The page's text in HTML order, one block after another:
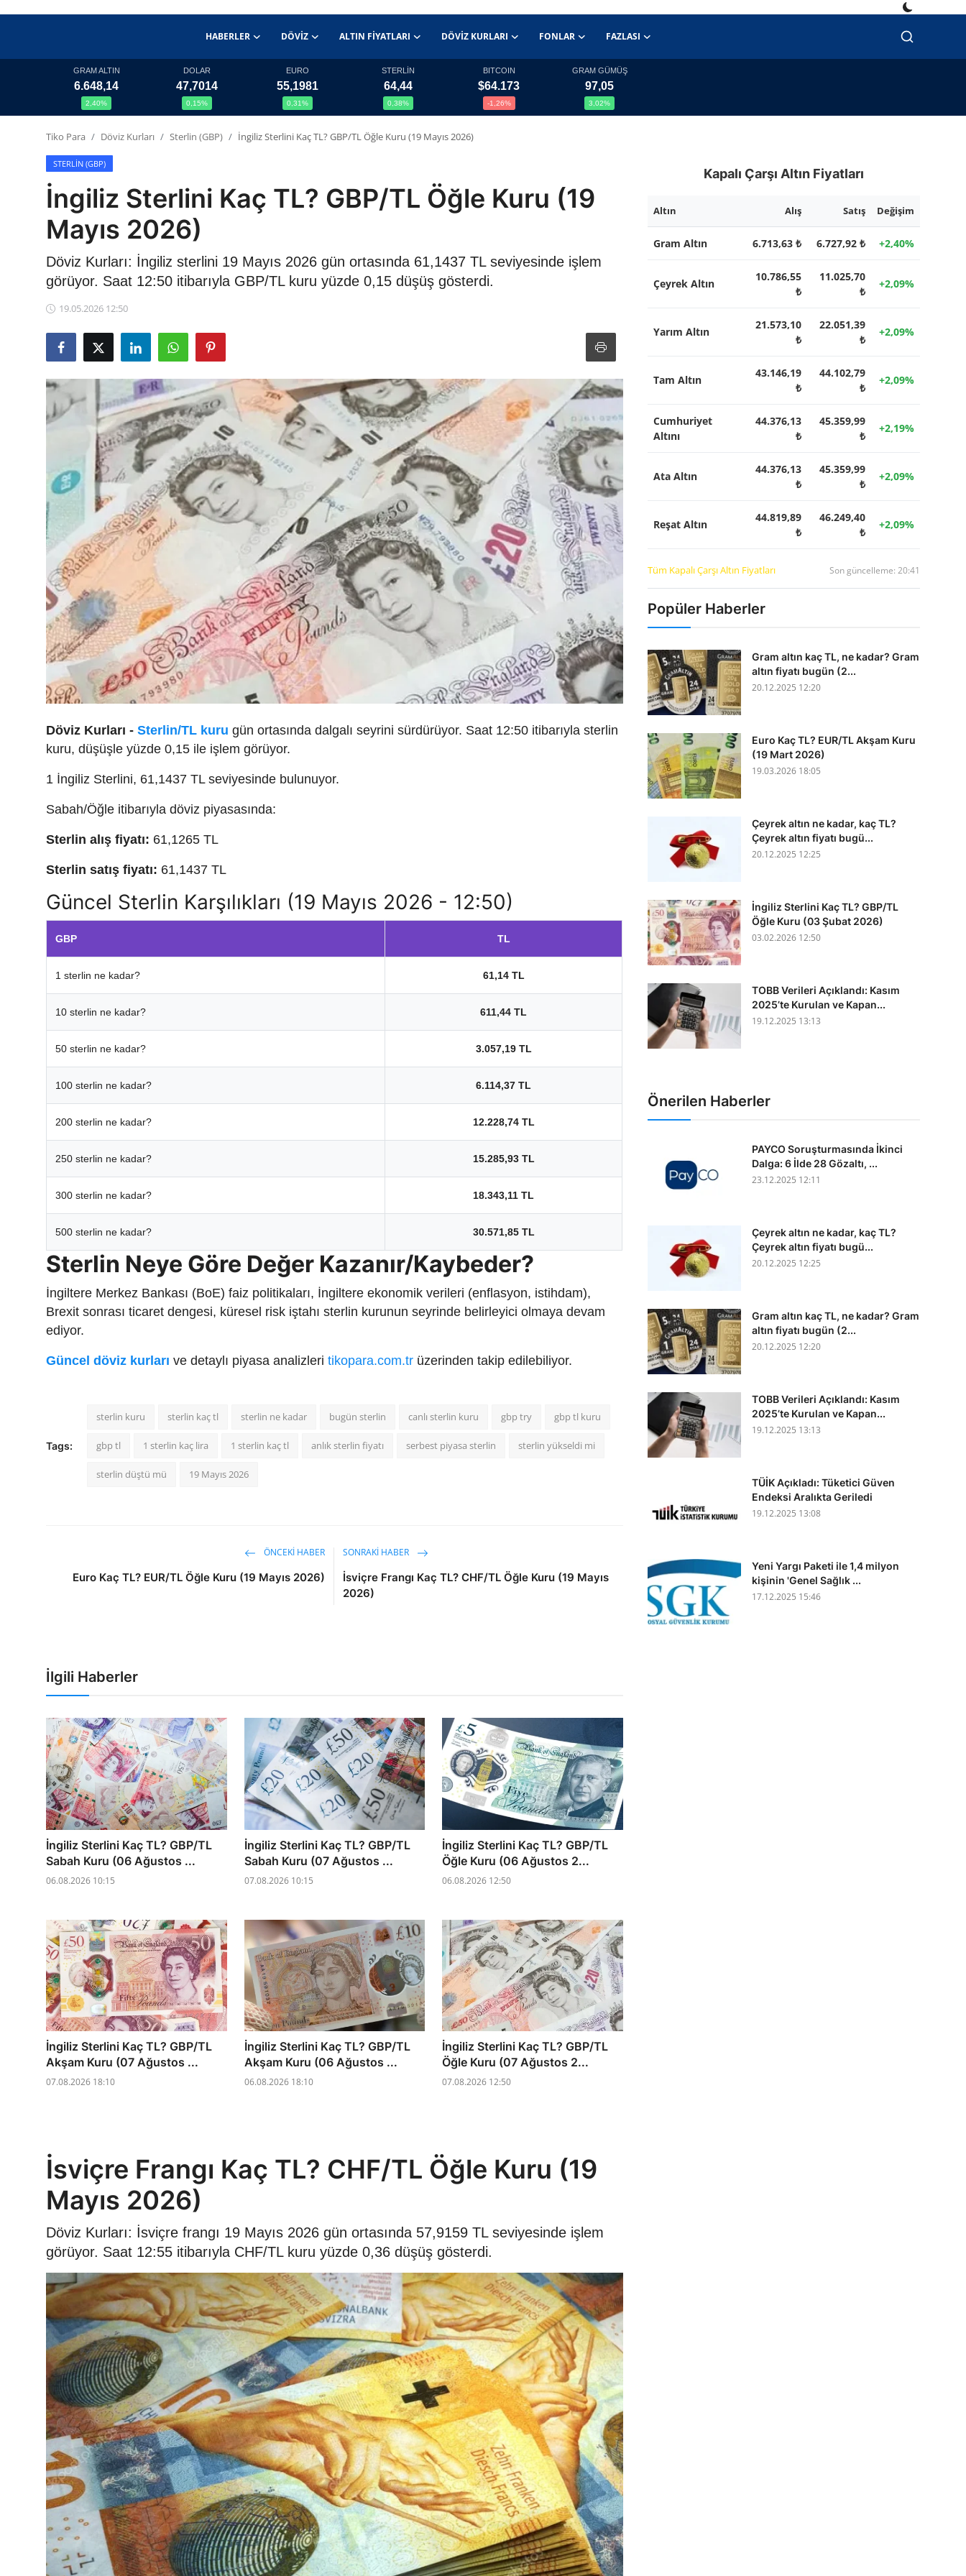
HABERLER DÖVIZ ALTIN FIYATLARI DÖVIZ KURLARI FONLAR FAZLASI
Altın Fiyatları
Döviz Kurları
Kripto Paralar
Çeviriciler
TCMB Kurları
Kapalı Çarşı
GRAM ALTIN
6.648,14
2,40%
DOLAR
47,7014
0,15%
EURO
55,1981
0,31%
STERLİN
64,44
0,38%
BITCOIN
$64.173
-1,26%
GRAM GÜMÜŞ
97,05
3,02%
Tiko Para Döviz Kurları Sterlin (GBP) İngiliz Sterlini Kaç TL? GBP/TL Öğle Kuru (19 Mayıs 2026)
STERLIN (GBP)
İngiliz Sterlini Kaç TL? GBP/TL Öğle Kuru (19
Mayıs 2026)
Döviz Kurları: İngiliz sterlini 19 Mayıs 2026 gün ortasında 61,1437 TL seviyesinde işlem
görüyor. Saat 12:50 itibarıyla GBP/TL kuru yüzde 0,15 düşüş gösterdi.
19.05.2026 12:50
Döviz Kurları - Sterlin/TL kuru gün ortasında dalgalı seyrini sürdürüyor. Saat 12:50 itibarıyla sterlin
kuru, düşüşle yüzde 0,15 ile işlem görüyor.
1 İngiliz Sterlini, 61,1437 TL seviyesinde bulunuyor.
Sabah/Öğle itibarıyla döviz piyasasında:
Sterlin alış fiyatı: 61,1265 TL
Sterlin satış fiyatı: 61,1437 TL
Güncel Sterlin Karşılıkları (19 Mayıs 2026 - 12:50)
GBP TL
1 sterlin ne kadar? 61,14 TL
10 sterlin ne kadar? 611,44 TL
50 sterlin ne kadar? 3.057,19 TL
100 sterlin ne kadar? 6.114,37 TL
200 sterlin ne kadar? 12.228,74 TL
250 sterlin ne kadar? 15.285,93 TL
300 sterlin ne kadar? 18.343,11 TL
500 sterlin ne kadar? 30.571,85 TL
Sterlin Neye Göre Değer Kazanır/Kaybeder?
İngiltere Merkez Bankası (BoE) faiz politikaları, İngiltere ekonomik verileri (enflasyon, istihdam),
Brexit sonrası ticaret dengesi, küresel risk iştahı sterlin kurunun seyrinde belirleyici olmaya devam
ediyor.
Güncel döviz kurları ve detaylı piyasa analizleri tikopara.com.tr üzerinden takip edilebiliyor.
Tags:
sterlin kuru sterlin kaç tl sterlin ne kadar bugün sterlin canlı sterlin kuru gbp try gbp tl kuru
gbp tl 1 sterlin kaç lira 1 sterlin kaç tl anlık sterlin fiyatı serbest piyasa sterlin sterlin yükseldi mi
sterlin düştü mü 19 Mayıs 2026
ÖNCEKI HABER
Euro Kaç TL? EUR/TL Öğle Kuru (19 Mayıs 2026)
SONRAKI HABER
İsviçre Frangı Kaç TL? CHF/TL Öğle Kuru (19 Mayıs
2026)
İlgili Haberler
İngiliz Sterlini Kaç TL? GBP/TL
Sabah Kuru (06 Ağustos ...
06.08.2026 10:15
İngiliz Sterlini Kaç TL? GBP/TL
Sabah Kuru (07 Ağustos ...
07.08.2026 10:15
İngiliz Sterlini Kaç TL? GBP/TL
Öğle Kuru (06 Ağustos 2...
06.08.2026 12:50
İngiliz Sterlini Kaç TL? GBP/TL
Akşam Kuru (07 Ağustos ...
07.08.2026 18:10
İngiliz Sterlini Kaç TL? GBP/TL
Akşam Kuru (06 Ağustos ...
06.08.2026 18:10
İngiliz Sterlini Kaç TL? GBP/TL
Öğle Kuru (07 Ağustos 2...
07.08.2026 12:50
İsviçre Frangı Kaç TL? CHF/TL Öğle Kuru (19
Mayıs 2026)
Döviz Kurları: İsviçre frangı 19 Mayıs 2026 gün ortasında 57,9159 TL seviyesinde işlem
görüyor. Saat 12:55 itibarıyla CHF/TL kuru yüzde 0,36 düşüş gösterdi.
Kapalı Çarşı Altın Fiyatları
Altın Alış Satış Değişim
Gram Altın 6.713,63 ₺ 6.727,92 ₺ +2,40%
Çeyrek Altın
10.786,55
₺
11.025,70
₺
+2,09%
Yarım Altın
21.573,10
₺
22.051,39
₺
+2,09%
Tam Altın
43.146,19
₺
44.102,79
₺
+2,09%
Cumhuriyet
Altını
44.376,13
₺
45.359,99
₺
+2,19%
Ata Altın
44.376,13
₺
45.359,99
₺
+2,09%
Reşat Altın
44.819,89
₺
46.249,40
₺
+2,09%
Tüm Kapalı Çarşı Altın Fiyatları Son güncelleme: 20:41
Popüler Haberler
Gram altın kaç TL, ne kadar? Gram
altın fiyatı bugün (2...
20.12.2025 12:20
Euro Kaç TL? EUR/TL Akşam Kuru
(19 Mart 2026)
19.03.2026 18:05
Çeyrek altın ne kadar, kaç TL?
Çeyrek altın fiyatı bugü...
20.12.2025 12:25
İngiliz Sterlini Kaç TL? GBP/TL
Öğle Kuru (03 Şubat 2026)
03.02.2026 12:50
TOBB Verileri Açıklandı: Kasım
2025’te Kurulan ve Kapan...
19.12.2025 13:13
Önerilen Haberler
PAYCO Soruşturmasında İkinci
Dalga: 6 İlde 28 Gözaltı, ...
23.12.2025 12:11
Çeyrek altın ne kadar, kaç TL?
Çeyrek altın fiyatı bugü...
20.12.2025 12:25
Gram altın kaç TL, ne kadar? Gram
altın fiyatı bugün (2...
20.12.2025 12:20
TOBB Verileri Açıklandı: Kasım
2025’te Kurulan ve Kapan...
19.12.2025 13:13
TÜİK Açıkladı: Tüketici Güven
Endeksi Aralıkta Geriledi
19.12.2025 13:08
Yeni Yargı Paketi ile 1,4 milyon
kişinin 'Genel Sağlık ...
17.12.2025 15:46